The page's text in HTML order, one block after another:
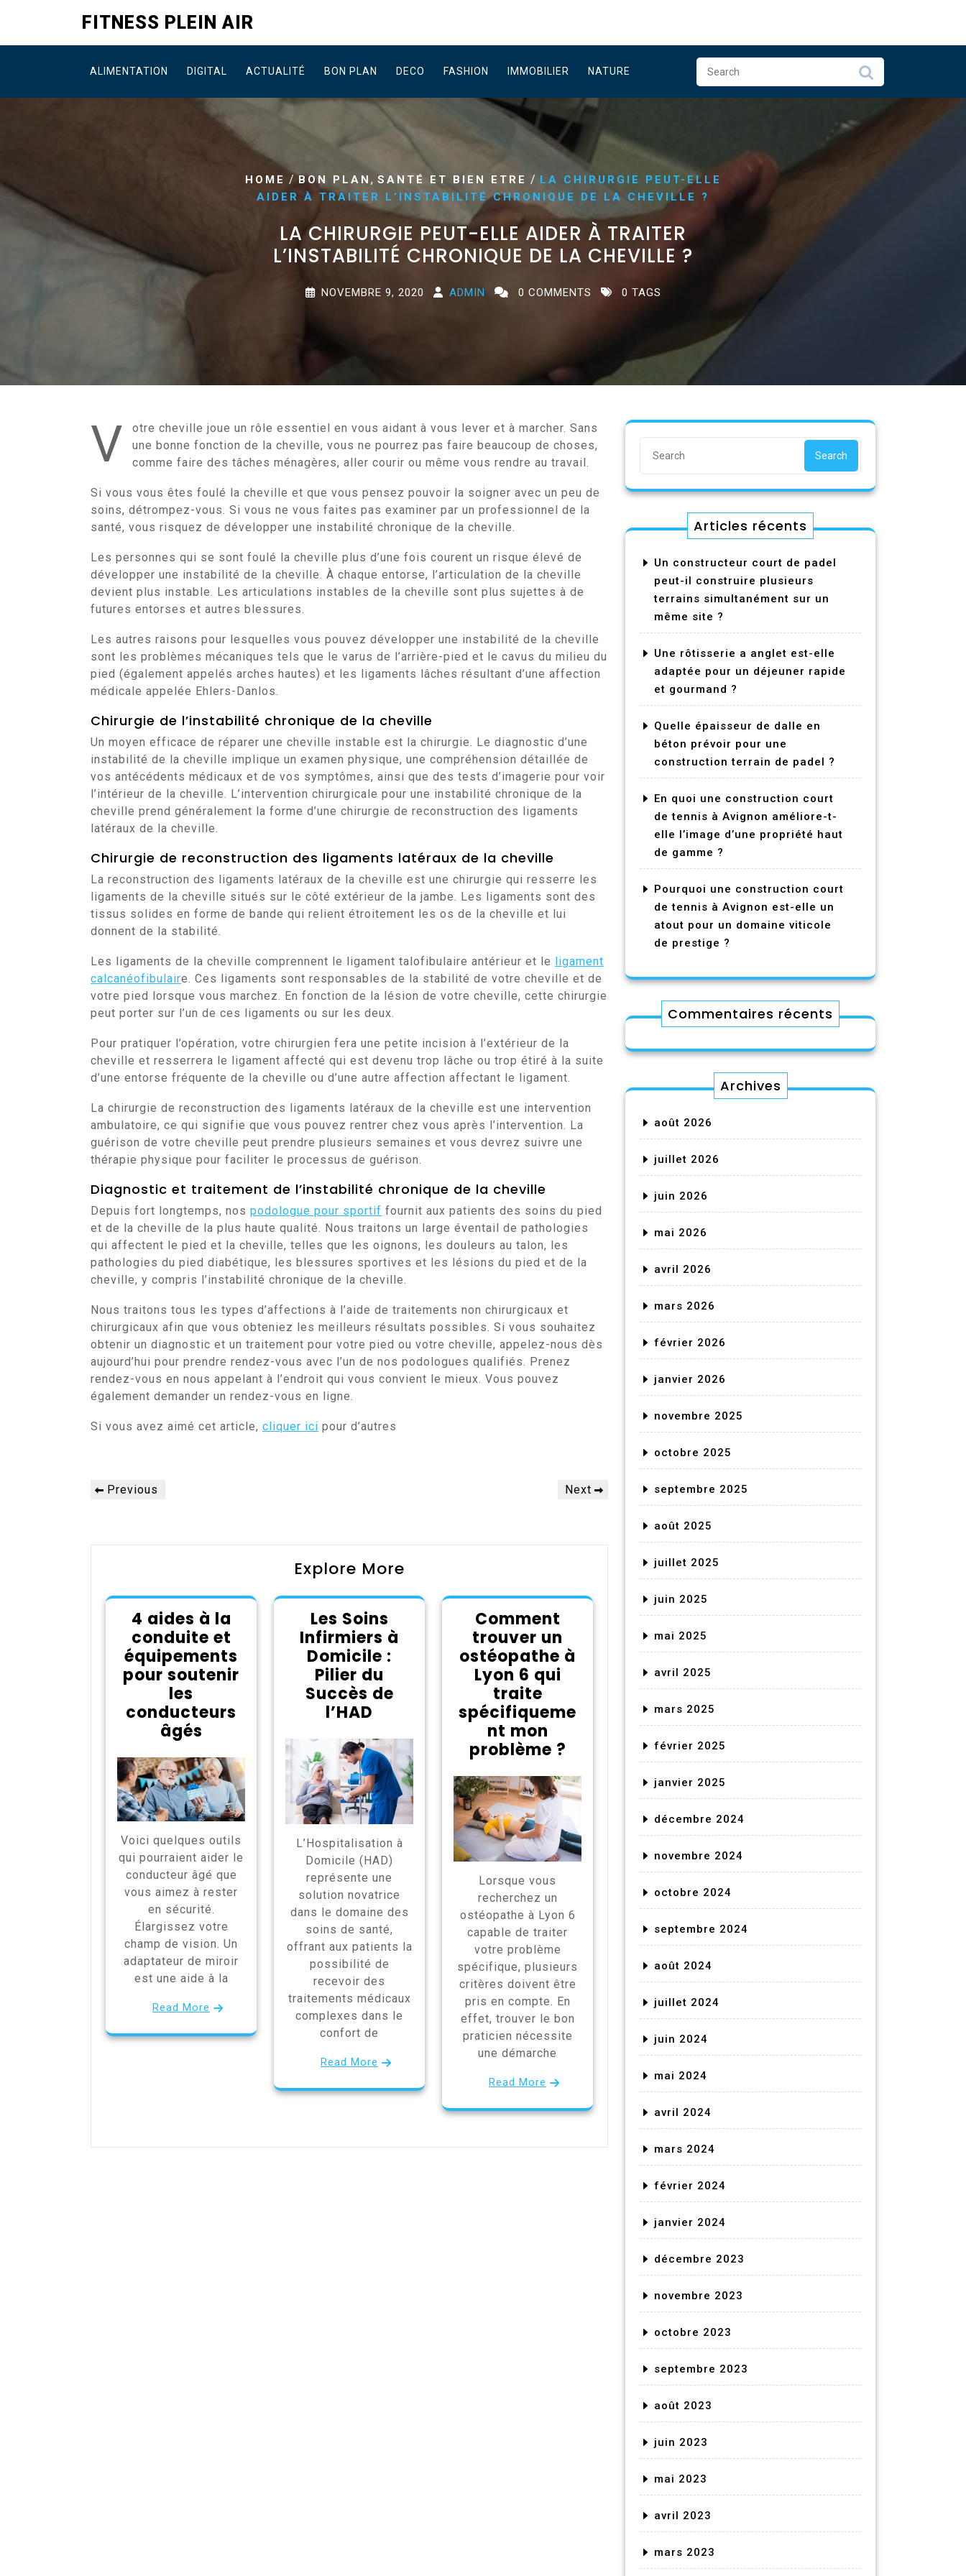
content
FITNESS PLEIN AIR
ALIMENTATION DIGITAL ACTUALITÉ BON PLAN DECO FASHION IMMOBILIER NATURE
HOME /BON PLAN , SANTÉ ET BIEN ETRE / LA CHIRURGIE PEUT-ELLE
AIDER À TRAITER L’INSTABILITÉ CHRONIQUE DE LA CHEVILLE ?
LA CHIRURGIE PEUT-ELLE AIDER À TRAITER
L’INSTABILITÉ CHRONIQUE DE LA CHEVILLE ?
NOVEMBRE 9, 2020 ADMIN 0 COMMENTS 0 TAGS
V
otre cheville joue un rôle essentiel en vous aidant à vous lever et à marcher. Sans
une bonne fonction de la cheville, vous ne pourrez pas faire beaucoup de choses,
comme faire des tâches ménagères, aller courir ou même vous rendre au travail.
Si vous vous êtes foulé la cheville et que vous pensez pouvoir la soigner avec un peu de
soins, détrompez-vous. Si vous ne vous faites pas examiner par un professionnel de la
santé, vous risquez de développer une instabilité chronique de la cheville.
Les personnes qui se sont foulé la cheville plus d’une fois courent un risque élevé de
développer une instabilité de la cheville. À chaque entorse, l’articulation de la cheville
devient plus instable. Les articulations instables de la cheville sont plus sujettes à de
futures entorses et autres blessures.
Les autres raisons pour lesquelles vous pouvez développer une instabilité de la cheville
sont les problèmes mécaniques tels que le varus de l’arrière-pied et le cavus du milieu du
pied (également appelés arches hautes) et les ligaments lâches résultant d’une affection
médicale appelée Ehlers-Danlos.
Chirurgie de l’instabilité chronique de la cheville
Un moyen efficace de réparer une cheville instable est la chirurgie. Le diagnostic d’une
instabilité de la cheville implique un examen physique, une compréhension détaillée de
vos antécédents médicaux et de vos symptômes, ainsi que des tests d’imagerie pour voir
l’intérieur de la cheville. L’intervention chirurgicale pour une instabilité chronique de la
cheville prend généralement la forme d’une chirurgie de reconstruction des ligaments
latéraux de la cheville.
Chirurgie de reconstruction des ligaments latéraux de la cheville
La reconstruction des ligaments latéraux de la cheville est une chirurgie qui resserre les
ligaments de la cheville situés sur le côté extérieur de la jambe. Les ligaments sont des
tissus solides en forme de bande qui relient étroitement les os de la cheville et lui
donnent de la stabilité.
Les ligaments de la cheville comprennent le ligament talofibulaire antérieur et le ligament
calcanéofibulaire. Ces ligaments sont responsables de la stabilité de votre cheville et de
votre pied lorsque vous marchez. En fonction de la lésion de votre cheville, cette chirurgie
peut porter sur l’un de ces ligaments ou sur les deux.
Pour pratiquer l’opération, votre chirurgien fera une petite incision à l’extérieur de la
cheville et resserrera le ligament affecté qui est devenu trop lâche ou trop étiré à la suite
d’une entorse fréquente de la cheville ou d’une autre affection affectant le ligament.
La chirurgie de reconstruction des ligaments latéraux de la cheville est une intervention
ambulatoire, ce qui signifie que vous pouvez rentrer chez vous après l’intervention. La
guérison de votre cheville peut prendre plusieurs semaines et vous devrez suivre une
thérapie physique pour faciliter le processus de guérison.
Diagnostic et traitement de l’instabilité chronique de la cheville
Depuis fort longtemps, nos podologue pour sportif fournit aux patients des soins du pied
et de la cheville de la plus haute qualité. Nous traitons un large éventail de pathologies
qui affectent le pied et la cheville, telles que les oignons, les douleurs au talon, les
pathologies du pied diabétique, les blessures sportives et les lésions du pied et de la
cheville, y compris l’instabilité chronique de la cheville.
Nous traitons tous les types d’affections à l’aide de traitements non chirurgicaux et
chirurgicaux afin que vous obteniez les meilleurs résultats possibles. Si vous souhaitez
obtenir un diagnostic et un traitement pour votre pied ou votre cheville, appelez-nous dès
aujourd’hui pour prendre rendez-vous avec l’un de nos podologues qualifiés. Prenez
rendez-vous en nous appelant à l’endroit qui vous convient le mieux. Vous pouvez
également demander un rendez-vous en ligne.
Si vous avez aimé cet article, cliquer ici pour d’autres
Navigation
de
Previous
Previous
Next
Next
Explore More
4 aides à la
conduite et
équipements
pour soutenir
les
conducteurs
âgés
Voici quelques outils
qui pourraient aider le
conducteur âgé que
vous aimez à rester
en sécurité.
Élargissez votre
champ de vision. Un
adaptateur de miroir
est une aide à la
Read More
Les Soins
Infirmiers à
Domicile :
Pilier du
Succès de
l’HAD
L’Hospitalisation à
Domicile (HAD)
représente une
solution novatrice
dans le domaine des
soins de santé,
offrant aux patients la
possibilité de
recevoir des
traitements médicaux
complexes dans le
confort de
Read More
Comment
trouver un
ostéopathe à
Lyon 6 qui
traite
spécifiqueme
nt mon
problème ?
Lorsque vous
recherchez un
ostéopathe à Lyon 6
capable de traiter
votre problème
spécifique, plusieurs
critères doivent être
pris en compte. En
effet, trouver le bon
praticien nécessite
une démarche
Read More
Search
Articles récents
Un constructeur court de padel
peut-il construire plusieurs
terrains simultanément sur un
même site ?
Une rôtisserie a anglet est-elle
adaptée pour un déjeuner rapide
et gourmand ?
Quelle épaisseur de dalle en
béton prévoir pour une
construction terrain de padel ?
En quoi une construction court
de tennis à Avignon améliore-t-
elle l’image d’une propriété haut
de gamme ?
Pourquoi une construction court
de tennis à Avignon est-elle un
atout pour un domaine viticole
de prestige ?
Commentaires récents
Archives
août 2026
juillet 2026
juin 2026
mai 2026
avril 2026
mars 2026
février 2026
janvier 2026
novembre 2025
octobre 2025
septembre 2025
août 2025
juillet 2025
juin 2025
mai 2025
avril 2025
mars 2025
février 2025
janvier 2025
décembre 2024
novembre 2024
octobre 2024
septembre 2024
août 2024
juillet 2024
juin 2024
mai 2024
avril 2024
mars 2024
février 2024
janvier 2024
décembre 2023
novembre 2023
octobre 2023
septembre 2023
août 2023
juin 2023
mai 2023
avril 2023
mars 2023